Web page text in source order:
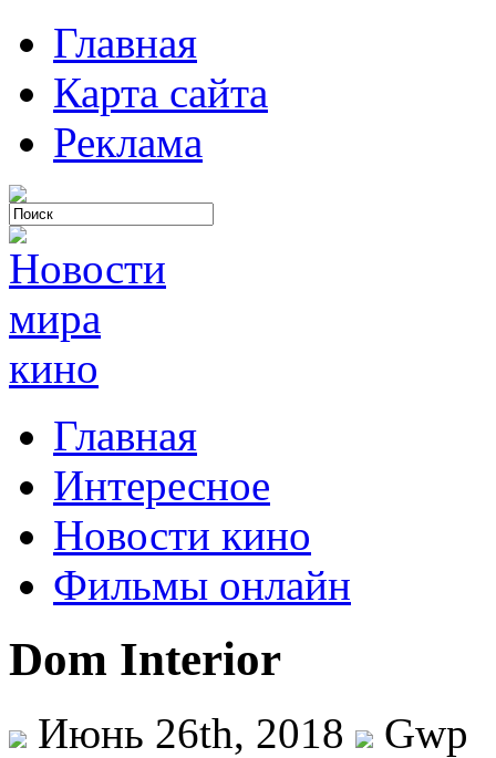
Главная
Карта сайта
Реклама
Главная
Интересное
Новости кино
Фильмы онлайн
Dom Interior
Июнь 26th, 2018
Gwp